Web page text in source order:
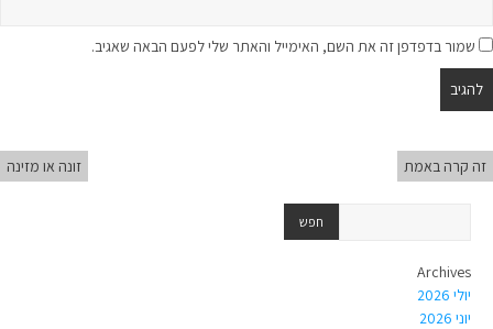
שמור בדפדפן זה את השם, האימייל והאתר שלי לפעם הבאה שאגיב.
זה קרה באמת זונה או מזינה
Archives
יולי 2026
יוני 2026